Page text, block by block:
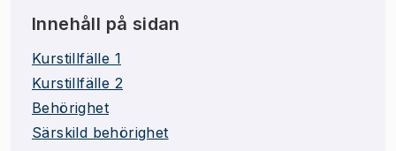
Innehåll på sidan
Kurstillfälle 1
Kurstillfälle 2
Behörighet
Särskild behörighet